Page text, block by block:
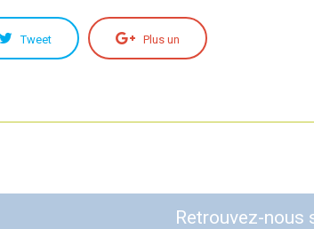
Tweet Plus un
Retrouvez-nous